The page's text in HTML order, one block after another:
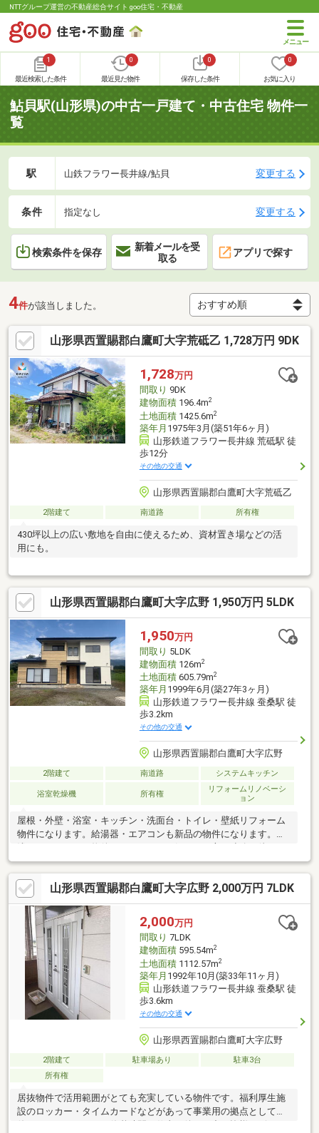
NTTグループ運営の不動産総合サイト goo住宅・不動産
1
最近検索した条件
0
最近見た物件
0
保存した条件
0
お気に入り
鮎貝駅(山形県)の中古一戸建て・中古住宅 物件一
覧
駅 山鉄フラワー長井線/鮎貝 変更する
条件 指定なし 変更する
検索条件を保存
新着メールを受
取る
アプリで探す
4件が該当しました。
山形県西置賜郡白鷹町大字荒砥乙 1,728万円 9DK
1,728万円
間取り 9DK
建物面積196.4m2
土地面積1425.6m2
築年月 1975年3月(築51年6ヶ月)
山形鉄道フラワー長井線 荒砥駅 徒
歩12分
その他の交通
山形県西置賜郡白鷹町大字荒砥乙
2階建て 南道路 所有権
430坪以上の広い敷地を自由に使えるため、資材置き場などの活
用にも。
山形県西置賜郡白鷹町大字広野 1,950万円 5LDK
1,950万円
間取り 5LDK
建物面積126m2
土地面積605.79m2
築年月 1999年6月(築27年3ヶ月)
山形鉄道フラワー長井線 蚕桑駅 徒
歩3.2km
その他の交通
山形県西置賜郡白鷹町大字広野
2階建て 南道路 システムキッチン
浴室乾燥機 所有権
リフォームリノベーシ
ョン
屋根・外壁・浴室・キッチン・洗面台・トイレ・壁紙リフォーム
物件になります。給湯器・エアコンも新品の物件になります。築
ております。
山形県西置賜郡白鷹町大字広野 2,000万円 7LDK
2,000万円
間取り 7LDK
建物面積595.54m2
土地面積1112.57m2
築年月 1992年10月(築33年11ヶ月)
山形鉄道フラワー長井線 蚕桑駅 徒
歩3.6km
その他の交通
山形県西置賜郡白鷹町大字広野
2階建て 駐車場あり
駐車3台
所有権
居抜物件で活用範囲がとても充実している物件です。福利厚生施
設のロッカー・タイムカードなどがあって事業用の拠点としてお